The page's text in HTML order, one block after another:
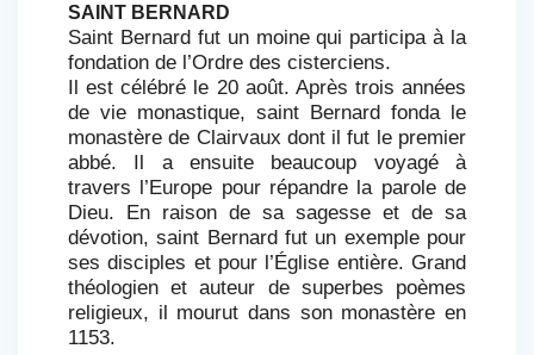
SAINT BERNARD
Saint Bernard fut un moine qui participa à la
fondation de l’Ordre des cisterciens.
Il est célébré le 20 août. Après trois années
de vie monastique, saint Bernard fonda le
monastère de Clairvaux dont il fut le premier
abbé. Il a ensuite beaucoup voyagé à
travers l’Europe pour répandre la parole de
Dieu. En raison de sa sagesse et de sa
dévotion, saint Bernard fut un exemple pour
ses disciples et pour l’Église entière. Grand
théologien et auteur de superbes poèmes
religieux, il mourut dans son monastère en
1153.